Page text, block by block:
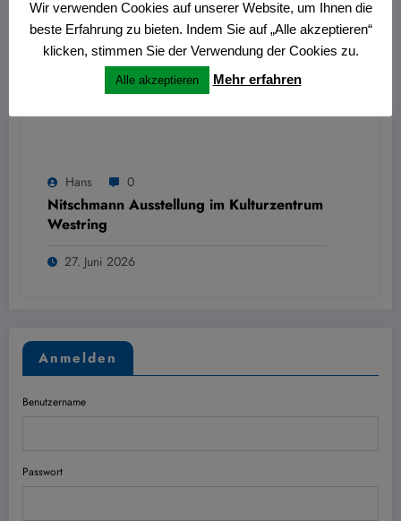
Hans 0
Nitschmann Ausstellung im Kulturzentrum
Westring
27. Juni 2026
Anmelden
Benutzername
Passwort
Wir verwenden Cookies auf unserer Website, um Ihnen die
beste Erfahrung zu bieten. Indem Sie auf „Alle akzeptieren“
klicken, stimmen Sie der Verwendung der Cookies zu.
Alle akzeptieren Mehr erfahren